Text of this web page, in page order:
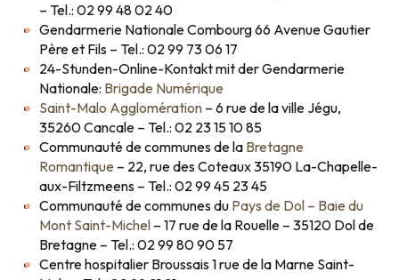
– Tel.: 02 99 48 02 40
Gendarmerie Nationale Combourg 66 Avenue Gautier
Père et Fils – Tel.: 02 99 73 06 17
24-Stunden-Online-Kontakt mit der Gendarmerie
Nationale: Brigade Numérique
Saint-Malo Agglomération – 6 rue de la ville Jégu,
35260 Cancale – Tel.: 02 23 15 10 85
Communauté de communes de la Bretagne
Romantique – 22, rue des Coteaux 35190 La-Chapelle-
aux-Filtzmeens – Tel.: 02 99 45 23 45
Communauté de communes du Pays de Dol – Baie du
Mont Saint-Michel – 17 rue de la Rouelle – 35120 Dol de
Bretagne – Tel.: 02 99 80 90 57
Centre hospitalier Broussais 1 rue de la Marne Saint-